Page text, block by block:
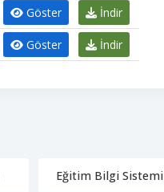
Göster İndir
Göster İndir
Eğitim Bilgi Sistemi